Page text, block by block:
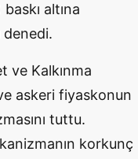
baskı altına
denedi.
ve Kalkınma
askeri fiyaskonun
tuttu.
korkunç